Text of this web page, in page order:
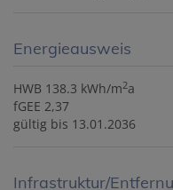
Energieausweis
HWB 138.3 kWh/m2a
fGEE 2,37
gültig bis 13.01.2036
Infrastruktur/